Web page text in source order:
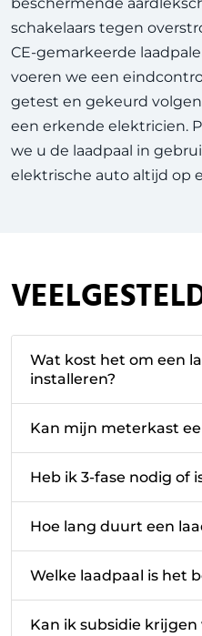
schakelaars tegen
CE-gemarkeerde
voeren we een
getest en gekeurd
een erkende elektricien.
we u de laadpaal in
elektrische auto altijd op
Wat kost het om een
installeren?
Kan mijn meterkast
Heb ik 3-fase nodig of
Hoe lang duurt een
Welke laadpaal is het
Kan ik subsidie krijgen